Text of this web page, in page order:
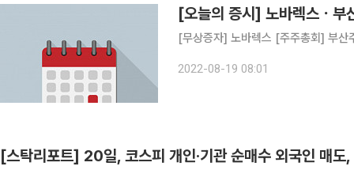
[오늘의 증시] 노바렉스ㆍ
[무상증자] 노바렉스 [주주총회] 부
2022-08-19 08:01
[스탁리포트] 20일, 코스피 개인·기관 순매수 외국인 매도